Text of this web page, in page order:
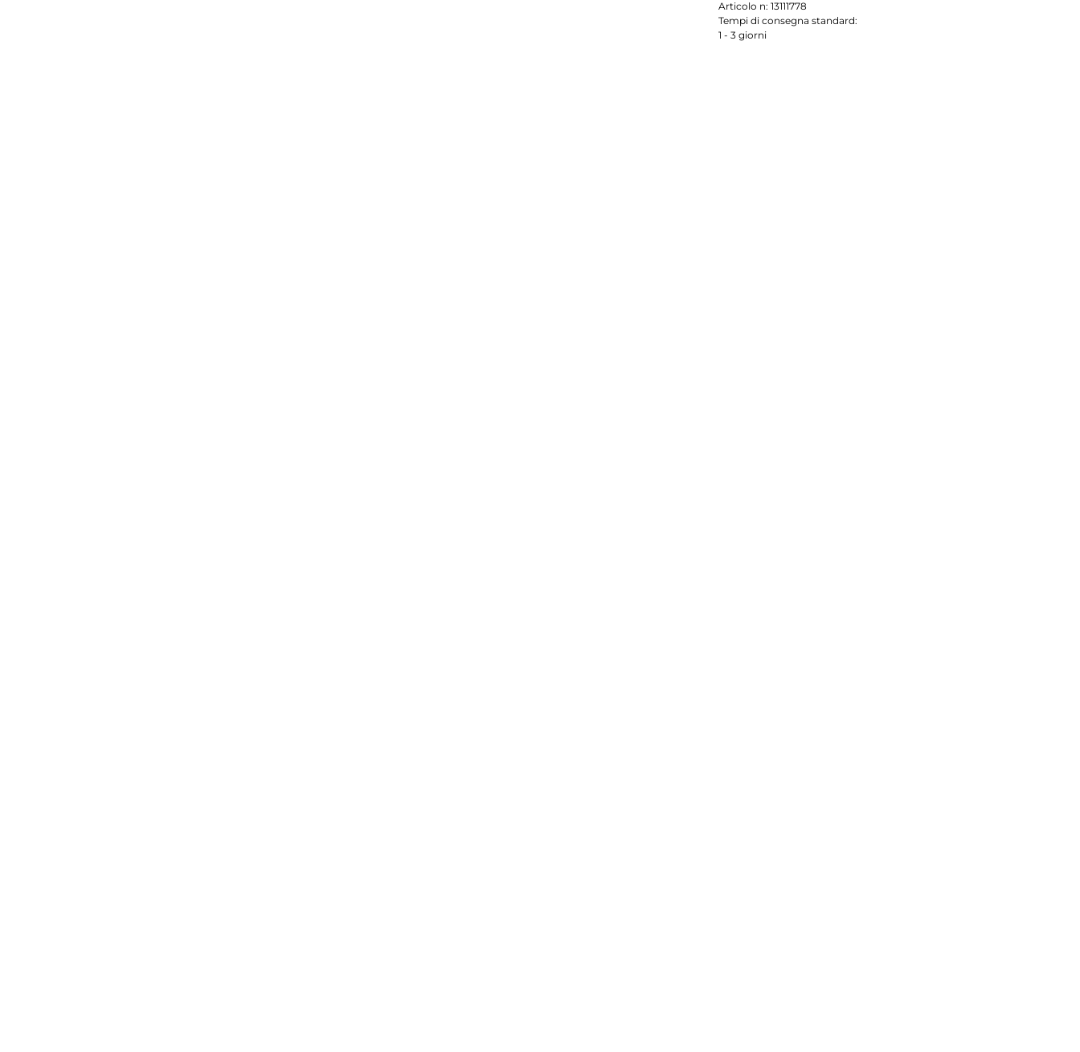
Articolo n: 13111778
Tempi di consegna standard:
1 - 3 giorni